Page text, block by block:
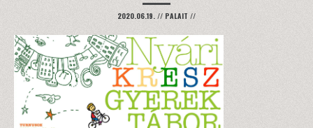
2020.06.19. // PALAIT //